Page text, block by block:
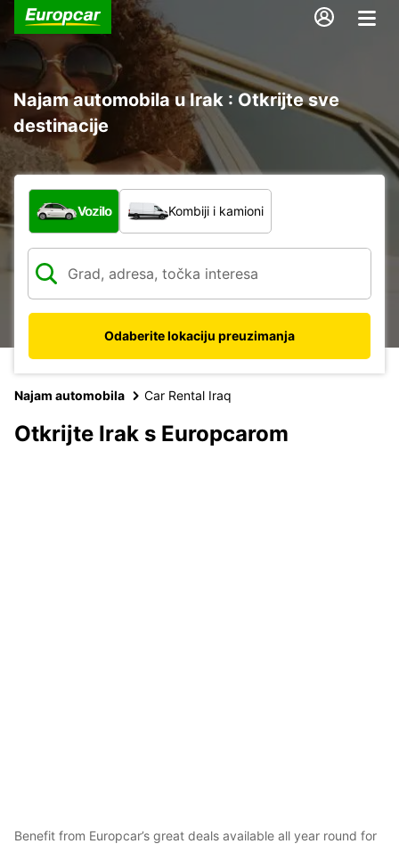
Najam automobila u Irak : Otkrijte sve
destinacije
Koja vrsta vozila?
Vozilo Kombiji i kamioni
Odaberite lokaciju preuzimanja
Najam automobila Car Rental Iraq
Otkrijte Irak s Europcarom
Benefit from Europcar’s great deals available all year round for